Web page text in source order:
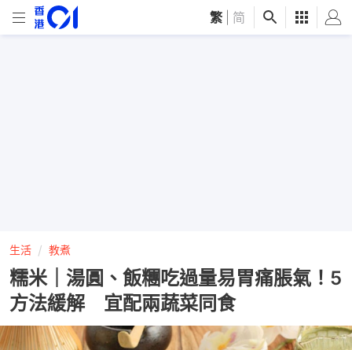
繁 简
生活 教煮
糯米｜湯圓、飯糰吃過量易胃痛脹氣！5
方法緩解 宜配兩蔬菜同食